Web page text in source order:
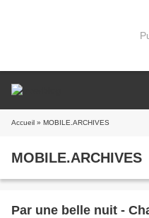
Accueil » MOBILE.ARCHIVES
MOBILE.ARCHIVES
Par une belle nuit -